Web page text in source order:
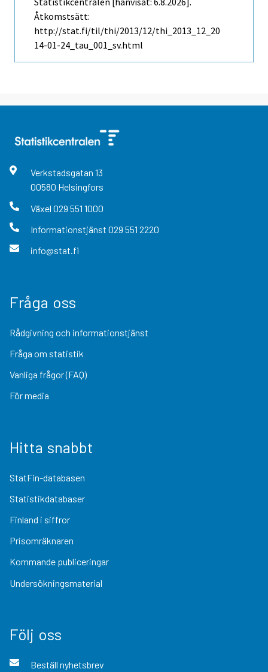
Åtkomstsätt:
http://stat.fi/til/thi/2013/12/thi_2013_12_20
14-01-24_tau_001_sv.html
Verkstadsgatan 13
00580 Helsingfors
Växel 029 551 1000
Informationstjänst 029 551 2220
info@stat.fi
Fråga oss
Rådgivning och informationstjänst
Fråga om statistik
Vanliga frågor (FAQ)
För media
Hitta snabbt
StatFin-databasen
Statistikdatabaser
Finland i siffror
Prisomräknaren
Kommande publiceringar
Undersökningsmaterial
Följ oss
Beställ nyhetsbrev